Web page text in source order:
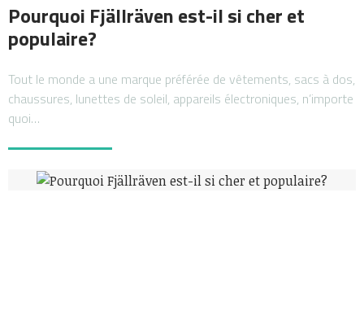
Pourquoi Fjällräven est-il si cher et
populaire?
Tout le monde a une marque préférée de vêtements, sacs à dos,
chaussures, lunettes de soleil, appareils électroniques, n’importe
quoi…